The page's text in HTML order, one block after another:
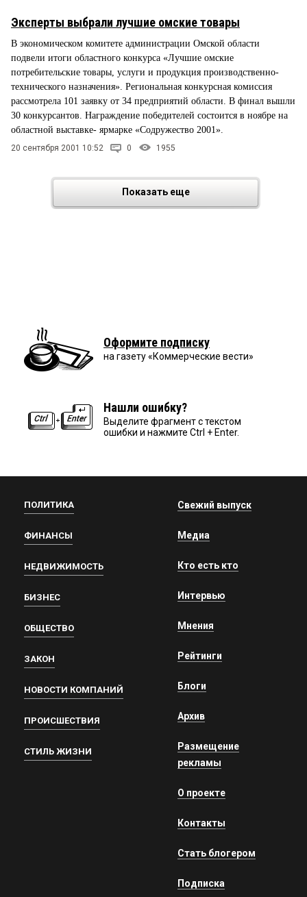
Эксперты выбрали лучшие омские товары
В экономическом комитете администрации Омской области
подвели итоги областного конкурса «Лучшие омские
потребительские товары, услуги и продукция производственно-
технического назначения». Региональная конкурсная комиссия
рассмотрела 101 заявку от 34 предприятий области. В финал вышли
30 конкурсантов. Награждение победителей состоится в ноябре на
областной выставке- ярмарке «Содружество 2001».
20 сентября 2001 10:52 0 1955
Показать еще
Оформите подписку
на газету «Коммерческие вести»
Нашли ошибку?
Выделите фрагмент с текстом
ошибки и нажмите Ctrl + Enter.
ПОЛИТИКА
ФИНАНСЫ
НЕДВИЖИМОСТЬ
БИЗНЕС
ОБЩЕСТВО
ЗАКОН
НОВОСТИ КОМПАНИЙ
ПРОИСШЕСТВИЯ
СТИЛЬ ЖИЗНИ
Свежий выпуск
Медиа
Кто есть кто
Интервью
Мнения
Рейтинги
Блоги
Архив
Размещение
рекламы
О проекте
Контакты
Стать блогером
Подписка